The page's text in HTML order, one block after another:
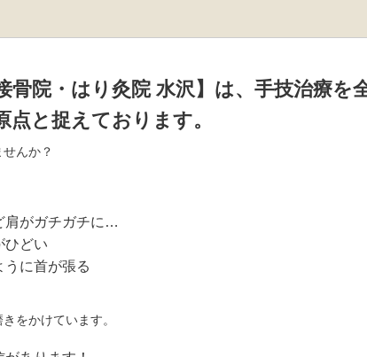
骨院・はり灸院 水沢】は、手技治療を
点と捉えております。
んか？
肩がガチガチに…
ひどい
うに首が張る
をかけています。